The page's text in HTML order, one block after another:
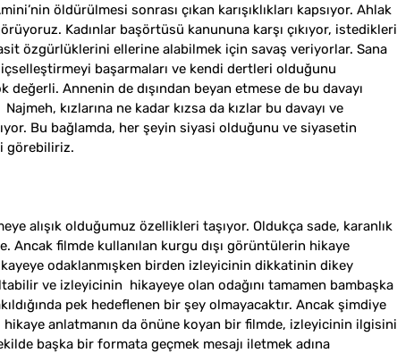
öldürülmesi sonrası çıkan karışıklıkları kapsıyor. Ahlak
Kadınlar başörtüsü kanununa karşı çıkıyor, istedikleri
özgürlüklerini ellerine alabilmek için savaş veriyorlar. Sana
içselleştirmeyi başarmaları ve kendi dertleri olduğunu
Annenin de dışından beyan etmese de bu davayı
kızlarına ne kadar kızsa da kızlar bu davayı ve
Bu bağlamda, her şeyin siyasi olduğunu ve siyasetin
görebiliriz.
alışık olduğumuz özellikleri taşıyor. Oldukça sade, karanlık
Ancak filmde kullanılan kurgu dışı görüntülerin hikaye
odaklanmışken birden izleyicinin dikkatinin dikey
ve izleyicinin  hikayeye olan odağını tamamen bambaşka
pek hedeflenen bir şey olmayacaktır. Ancak şimdiye
hikaye anlatmanın da önüne koyan bir filmde, izleyicinin ilgisini
başka bir formata geçmek mesajı iletmek adına